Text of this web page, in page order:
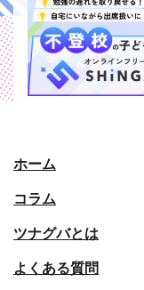
ホーム
コラム
ツナグバとは
よくある質問